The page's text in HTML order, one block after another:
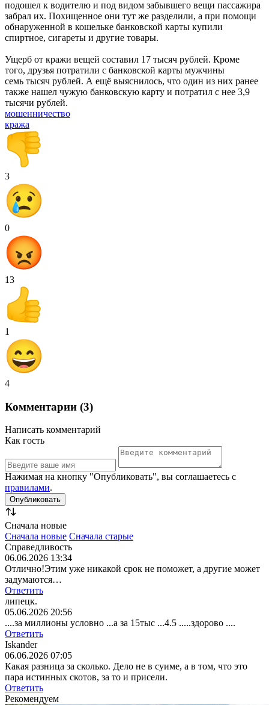
подошел к водителю и под видом забывшего вещи пассажира
забрал их. Похищенное они тут же разделили, а при помощи
обнаруженной в кошельке банковской карты купили
спиртное, сигареты и другие товары.
Ущерб от кражи вещей составил 17 тысяч рублей. Кроме
того, друзья потратили с банковской карты мужчины
семь тысяч рублей. А ещё выяснилось, что один из них ранее
также нашел чужую банковскую карту и потратил с нее 3,9
тысячи рублей.
мошенничество
кража
3
0
13
1
4
Комментарии (3)
Написать комментарий
Как гость
Нажимая на кнопку "Опубликовать", вы соглашаетесь с
правилами.
Сначала новые
Сначала новые Сначала старые
Справедливость
06.06.2026 13:34
Отлично!Этим уже никакой срок не поможет, а другие может
задумаются…
Ответить
липецк.
05.06.2026 20:56
....за миллионы условно ...а за 15тыс ...4.5 .....здорово ....
Ответить
Iskander
06.06.2026 07:05
Какая разница за сколько. Дело не в суиме, а в том, что это
пара истинных скотов, за то и присели.
Ответить
Рекомендуем